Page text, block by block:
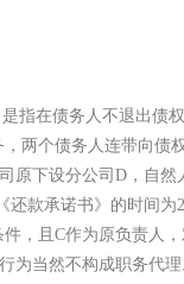
指在债务人不退出债
两个债务人连带向债
原下设分公司D，自
还款承诺书》的时间
，且C作为原负责人
为当然不构成职务代